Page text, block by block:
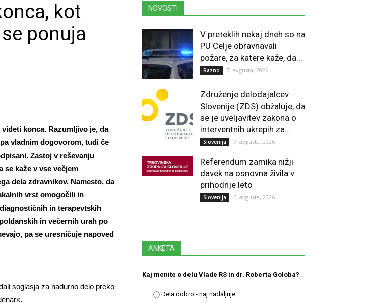
kot
ponuja
konca. Razumljivo je, da
vladnim dogovorom, tudi če
Zastoj v reševanju
se kaže v vse večjem
dela zdravnikov. Namesto, da
vrst omogočili in
in terapevtskih
in večernih urah po
pa se uresničuje napoved
soglasja za nadurno delo preko
NOVOSTI
V preteklih nekaj dneh so na
PU Celje obravnavali
požare, za katere kaže, da...
Razno 7. avgusta, 2026
Združenje delodajalcev
Slovenije (ZDS) obžaluje, da
se je uveljavitev zakona o
interventnih ukrepih za...
Slovenija 7. avgusta, 2026
Referendum zamika nižji
davek na osnovna živila v
prihodnje leto
Slovenija 5. avgusta, 2026
ANKETA
Kaj menite o delu Vlade RS in dr. Roberta Goloba?
Dela dobro - naj nadaljuje